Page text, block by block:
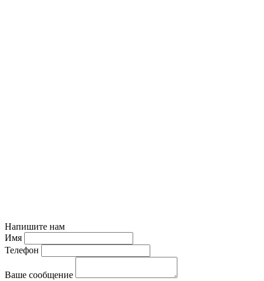
Напишите нам
Имя
Телефон
Ваше сообщение